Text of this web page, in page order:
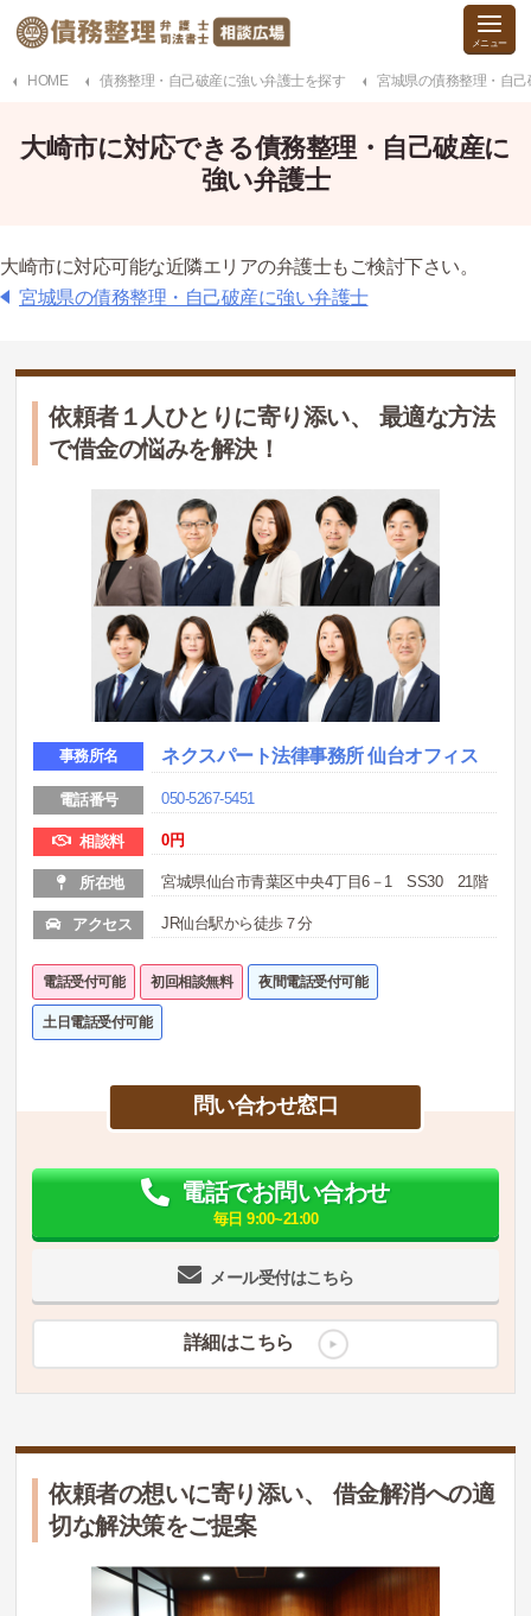
HOME 債務整理・自己破産に強い弁護士を探す 宮城県の債務整理・自
大崎市に対応できる債務整理・自己破産に
強い弁護士
大崎市に対応可能な近隣エリアの弁護士もご検討下さい。
宮城県の債務整理・自己破産に強い弁護士
依頼者１人ひとりに寄り添い、 最適な方法
で借金の悩みを解決！
事務所名 ネクスパート法律事務所 仙台オフィス
電話番号 050-5267-5451
相談料 0円
所在地 宮城県仙台市青葉区中央4丁目6－1 SS30 21階
アクセス JR仙台駅から徒歩７分
電話受付可能 初回相談無料 夜間電話受付可能
土日電話受付可能
問い合わせ窓口
メール受付はこちら
電話でお問い合わせ
毎日 9:00~21:00
詳細はこちら
依頼者の想いに寄り添い、 借金解消への適
切な解決策をご提案